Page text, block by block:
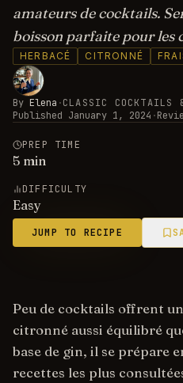
amateurs de cocktails.
boisson parfaite pour les
HERBACÉ CITRONNÉ
By Elena ·CLASSIC COCKTAILS
Published January 1, 2024 ·
PREP TIME
5 min
DIFFICULTY
Easy
JUMP TO RECIPE
Peu de cocktails offrent
citronné aussi équilibré
base de gin, il se prépare
recettes les plus